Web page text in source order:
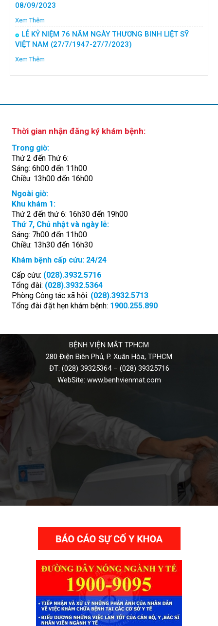
08/09/2023
Xem Thêm
LỄ KỶ NIỆM 76 NĂM NGÀY THƯƠNG BINH LIỆT SỸ
VIỆT NAM (27/7/1947-27/7/2023)
Xem Thêm
Thời gian nhận đăng ký khám bệnh:
Trong giờ:
Thứ 2 đến Thứ 6:
Sáng: 6h00 đến 11h00
Chiều: 13h00 đến 16h00
Ngoài giờ:
Khu khám 1:
Thứ 2 đến thứ 6: 16h30 đến 19h00
Thứ 7, Chủ nhật và ngày lễ:
Sáng: 7h00 đến 11h00
Chiều: 13h30 đến 16h30
Khám bệnh cấp cứu: 24/24
Cấp cứu: (028).3932.5716
Tổng đài: (028).3932.5364
Phòng Công tác xã hội: (028).3932.5713
Tổng đài đặt hẹn khám bệnh: 1900.255.890
BỆNH VIỆN MẮT TPHCM
280 Điện Biên Phủ, P. Xuân Hòa, TPHCM
ĐT: (028) 39325364– (028) 39325716
WebSite: www.benhvienmat.com